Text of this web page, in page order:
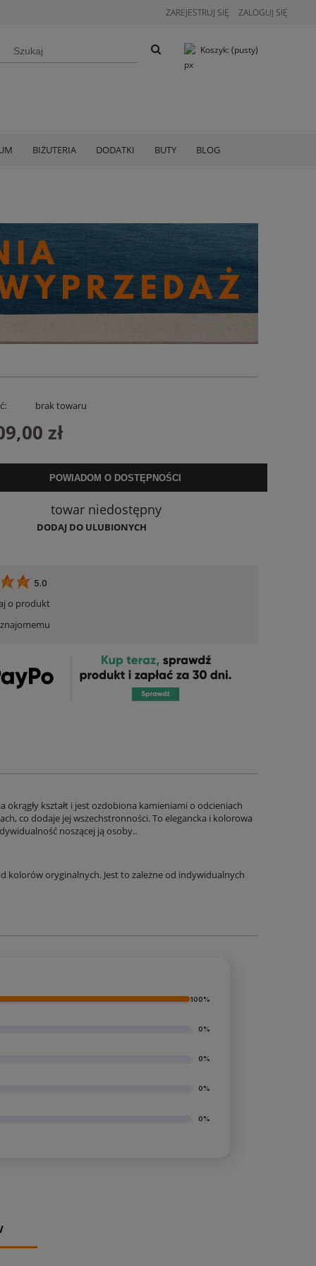
ZAREJESTRUJ SIĘ ZALOGUJ SIĘ
Koszyk: (pusty)
BIŻUTERIA DODATKI BUTY BLOG
Sukienka Lniana Charllote Bloom Taupe
199,00 zł
brak towaru
zł
POWIADOM O DOSTĘPNOŚCI
towar niedostępny
DODAJ DO ULUBIONYCH
5.0
o produkt
kształt i jest ozdobiona kamieniami o odcieniach
co dodaje jej wszechstronności. To elegancka i kolorowa
noszącej ją osoby..
kolorów oryginalnych. Jest to zależne od indywidualnych
100%
0%
0%
0%
0%